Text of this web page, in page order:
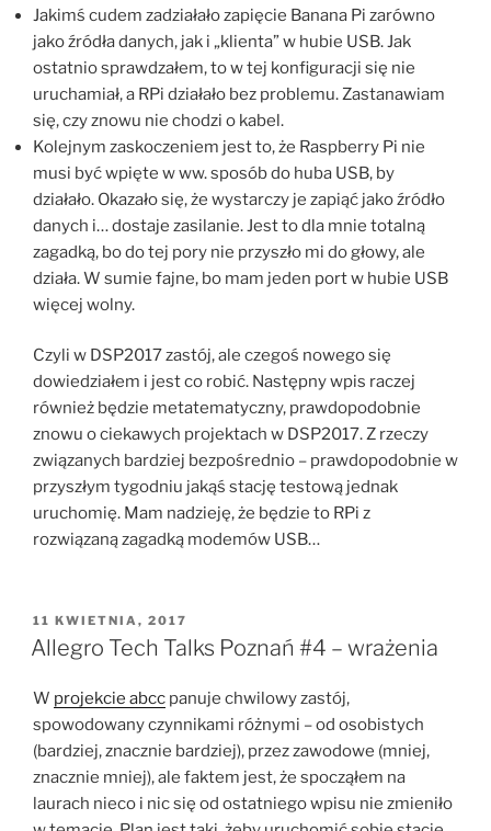
Jakimś cudem zadziałało zapięcie Banana Pi zarówno
jako źródła danych, jak i „klienta” w hubie USB. Jak
ostatnio sprawdzałem, to w tej konfiguracji się nie
uruchamiał, a RPi działało bez problemu. Zastanawiam
się, czy znowu nie chodzi o kabel.
Kolejnym zaskoczeniem jest to, że Raspberry Pi nie
musi być wpięte w ww. sposób do huba USB, by
działało. Okazało się, że wystarczy je zapiąć jako źródło
danych i… dostaje zasilanie. Jest to dla mnie totalną
zagadką, bo do tej pory nie przyszło mi do głowy, ale
działa. W sumie fajne, bo mam jeden port w hubie USB
więcej wolny.
Czyli w DSP2017 zastój, ale czegoś nowego się
dowiedziałem i jest co robić. Następny wpis raczej
również będzie metatematyczny, prawdopodobnie
znowu o ciekawych projektach w DSP2017. Z rzeczy
związanych bardziej bezpośrednio – prawdopodobnie w
przyszłym tygodniu jakąś stację testową jednak
uruchomię. Mam nadzieję, że będzie to RPi z
rozwiązaną zagadką modemów USB…
OPUBLIKOWANE
W
11 KWIETNIA, 2017
Allegro Tech Talks Poznań #4 – wrażenia
W projekcie abcc panuje chwilowy zastój,
spowodowany czynnikami różnymi – od osobistych
(bardziej, znacznie bardziej), przez zawodowe (mniej,
znacznie mniej), ale faktem jest, że spocząłem na
laurach nieco i nic się od ostatniego wpisu nie zmieniło